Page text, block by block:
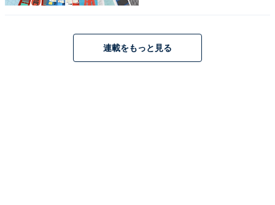
連載をもっと見る